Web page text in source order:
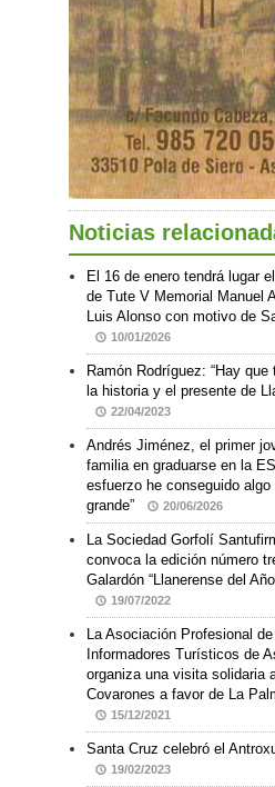
Noticias
El 16 de enero tendrá lugar
de Tute V Memorial Manuel
Luis Alonso con motivo de
10/01/2026
Ramón Rodríguez: “Hay que
la historia y el presente de
22/04/2023
Andrés Jiménez, el primer
familia en graduarse en la
esfuerzo he conseguido algo
grande”
20/06/2026
La Sociedad Gorfolí
convoca la edición número
Galardón “Llanerense del
19/07/2022
La Asociación Profesional de
Informadores Turísticos de
organiza una visita solidaria
Covarones a favor de La
15/12/2021
Santa Cruz celebró el
19/02/2023